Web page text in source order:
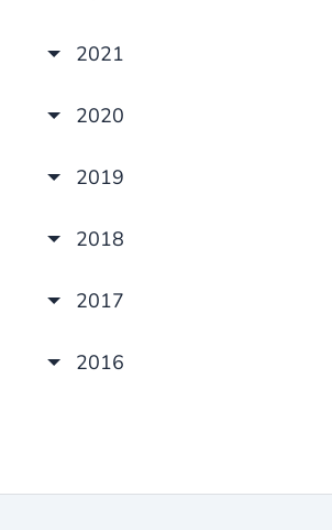
2021
2020
2019
2018
2017
2016